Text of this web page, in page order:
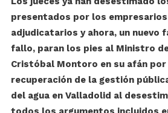
presentados por los
adjudicatarios y ahora, un nuevo
fallo, paran los pies al Ministro
Cristóbal Montoro en su afán
recuperación de la gestión
del agua en Valladolid al